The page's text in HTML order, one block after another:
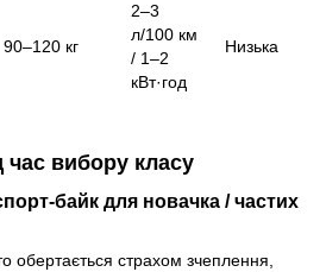
90–120 кг
2–3
л/100 км
/ 1–2
кВт·год
Низька
час вибору класу
байк для новачка / частих
обертається страхом зчеплення,